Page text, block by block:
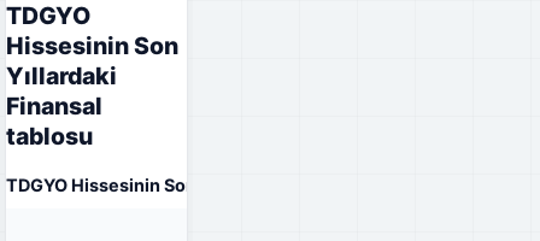
TDGYO
Hissesinin Son
Yıllardaki
Finansal
tablosu
TDGYO Hissesinin Son Yıllardaki Finansal tablosu